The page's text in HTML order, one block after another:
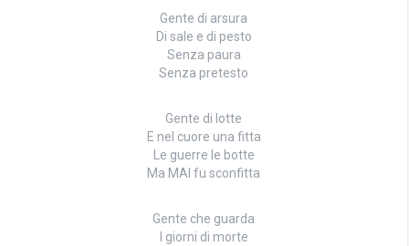
Gente di arsura
Di sale e di pesto
Senza paura
Senza pretesto
Gente di lotte
E nel cuore una fitta
Le guerre le botte
Ma MAI fu sconfitta
Gente che guarda
I giorni di morte